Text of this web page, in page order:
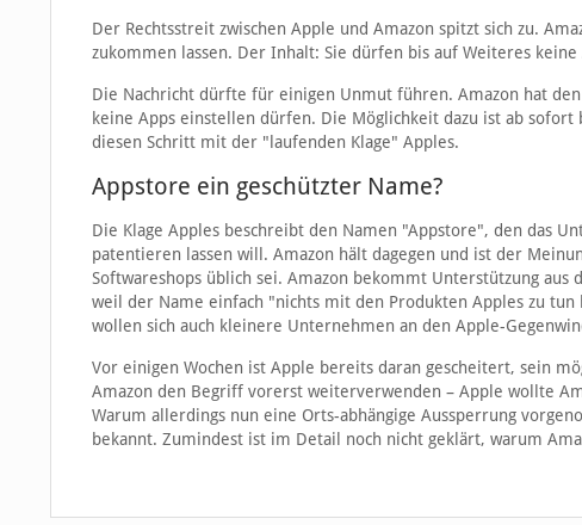
Der Rechtsstreit zwischen Apple und Amazon spitzt sich zu.
zukommen lassen. Der Inhalt: Sie dürfen bis auf Weiteres
Die Nachricht dürfte für einigen Unmut führen. Amazon hat
keine Apps einstellen dürfen. Die Möglichkeit dazu ist ab
diesen Schritt mit der "laufenden Klage" Apples.
Appstore ein geschützter Name?
Die Klage Apples beschreibt den Namen "Appstore", den das
patentieren lassen will. Amazon hält dagegen und ist der
Softwareshops üblich sei. Amazon bekommt Unterstützung
weil der Name einfach "nichts mit den Produkten Apples zu
wollen sich auch kleinere Unternehmen an den Apple-
Vor einigen Wochen ist Apple bereits daran gescheitert, sein
Amazon den Begriff vorerst weiterverwenden – Apple wollte
Warum allerdings nun eine Orts-abhängige Aussperrung
bekannt. Zumindest ist im Detail noch nicht geklärt, warum